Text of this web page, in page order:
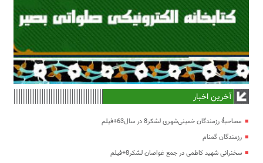
آخرین اخبار
مصاحبۀ رزمندگان خمینی‌شهری لشکر8 در سال63+فیلم
رزمندگان گمنام
سخنرانی شهید کاظمی در جمع غواصان لشکر8+فیلم